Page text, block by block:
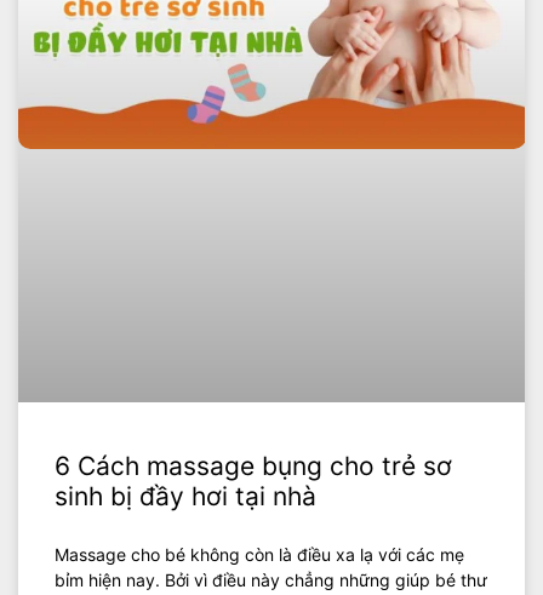
6 Cách massage bụng cho trẻ sơ
sinh bị đầy hơi tại nhà
Massage cho bé không còn là điều xa lạ với các mẹ
bỉm hiện nay. Bởi vì điều này chẳng những giúp bé thư